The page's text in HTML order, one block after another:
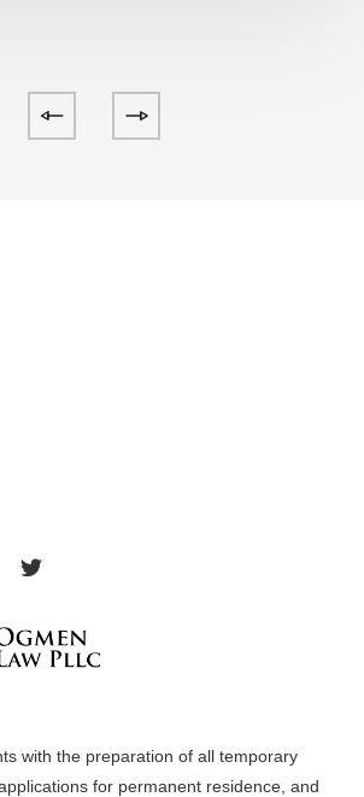
with the preparation of all temporary
for permanent residence, and